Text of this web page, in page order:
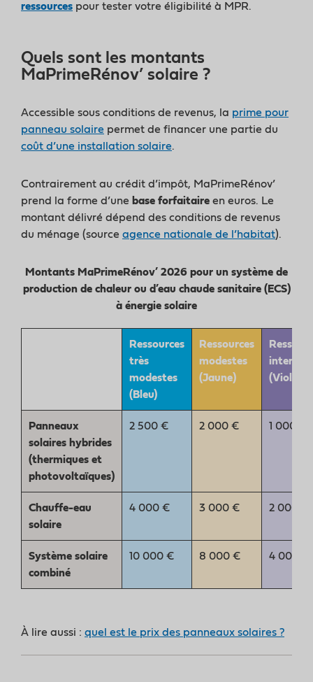
ressources pour tester votre éligibilité à MPR.
Quels sont les montants
MaPrimeRénov’ solaire ?
Accessible sous conditions de revenus, la prime pour
panneau solaire permet de financer une partie du
coût d’une installation solaire.
Contrairement au crédit d’impôt, MaPrimeRénov’
prend la forme d’une base forfaitaire en euros. Le
montant délivré dépend des conditions de revenus
du ménage (source agence nationale de l’habitat).
Montants MaPrimeRénov’ 2026 pour un système de
production de chaleur ou d’eau chaude sanitaire (ECS)
à énergie solaire
Ressources
très
modestes
(Bleu)
Ressources
modestes
(Jaune)
(Violet)
Panneaux
solaires hybrides
(thermiques et
photovoltaïques)
2 500 € 2 000 € 1 000 €
Chauffe-eau
solaire
4 000 € 3 000 € 2 000 €
Système solaire
combiné
10 000 € 8 000 € 4 000 €
À lire aussi : quel est le prix des panneaux solaires ?